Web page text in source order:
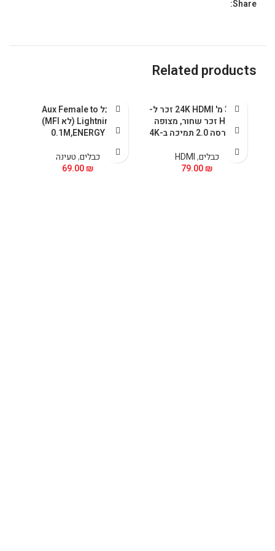
Share:
Related products
כבל 3 מ' 24K HDMI זכר ל-
HDMI זכר שחור, מצופה
זהב גרסה 2.0 תמיכה ב-4K
כבלים,
HDMI
79.00₪
כבל Aux Female to
Lightning (לא MFI)
0.1M,ENERGY
כבלים,טעינה
69.00₪